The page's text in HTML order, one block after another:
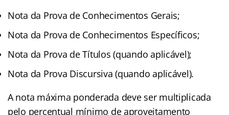
Nota da Prova de Conhecimentos Gerais;
Nota da Prova de Conhecimentos Específicos;
Nota da Prova de Títulos (quando aplicável);
Nota da Prova Discursiva (quando aplicável).
A nota máxima ponderada deve ser multiplicada
pelo percentual mínimo de aproveitamento